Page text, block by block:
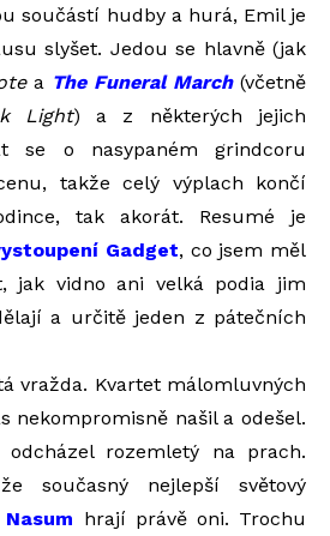
součástí hudby a hurá, Emil je
slyšet. Jedou se hlavně (jak
a The Funeral March(včetně
Light) a z některých jejich
se o nasypaném grindcoru
takže celý výplach končí
tak akorát. Resumé je
Gadget, co jsem měl
jak vidno ani velká podia jim
a určitě jeden z pátečních
vražda. Kvartet málomluvných
nekompromisně našil a odešel.
rozemletý na prach.
současný nejlepší světový
Nasum hrají právě oni. Trochu